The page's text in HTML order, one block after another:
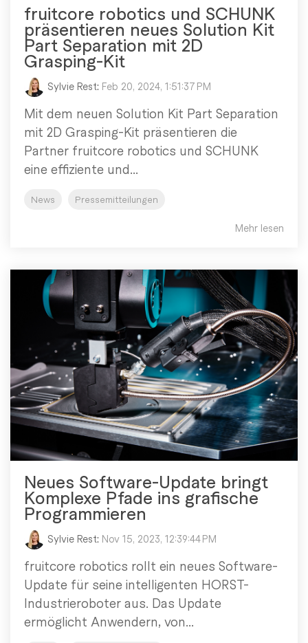
fruitcore robotics und SCHUNK
präsentieren neues Solution Kit
Part Separation mit 2D
Grasping-Kit
Sylvie Rest: Feb 20, 2024, 1:51:37 PM
Mit dem neuen Solution Kit Part Separation
mit 2D Grasping-Kit präsentieren die
Partner fruitcore robotics und SCHUNK
eine effiziente und...
News Pressemitteilungen
Mehr lesen
Neues Software-Update bringt
Komplexe Pfade ins grafische
Programmieren
Sylvie Rest: Nov 15, 2023, 12:39:44 PM
fruitcore robotics rollt ein neues Software-
Update für seine intelligenten HORST-
Industrieroboter aus. Das Update
ermöglicht Anwendern, von...